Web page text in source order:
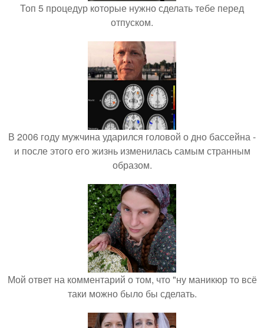
Топ 5 процедур которые нужно сделать тебе перед
отпуском.
В 2006 году мужчина ударился головой о дно бассейна -
и после этого его жизнь изменилась самым странным
образом.
Мой ответ на комментарий о том, что "ну маникюр то всё
таки можно было бы сделать.